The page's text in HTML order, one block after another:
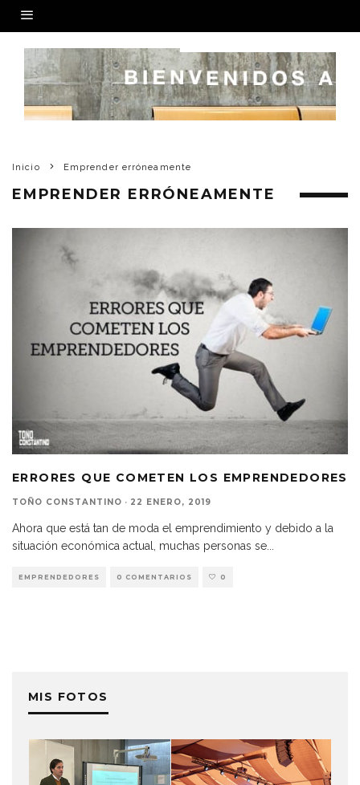
Inicio Emprender erróneamente
EMPRENDER ERRÓNEAMENTE
ERRORES QUE COMETEN LOS EMPRENDEDORES
TOÑO CONSTANTINO · 22 ENERO, 2019
Ahora que está tan de moda el emprendimiento y debido a la
situación económica actual, muchas personas se...
EMPRENDEDORES 0 COMENTARIOS 0
MIS FOTOS